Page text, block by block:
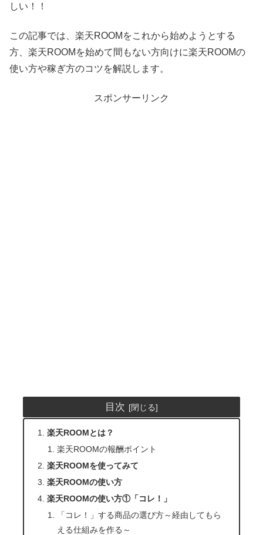
しい！！
この記事では、楽天ROOMをこれから始めようとする
方、楽天ROOMを始めて間もない方向けに楽天ROOMの
使い方や稼ぎ方のコツを解説します。
スポンサーリンク
目次
楽天ROOMとは？
楽天ROOMの報酬ポイント
楽天ROOMを使ってみて
楽天ROOMの使い方
楽天ROOMの使い方①「コレ！」
「コレ！」する商品の選び方～経由してもら
える仕組みを作る～